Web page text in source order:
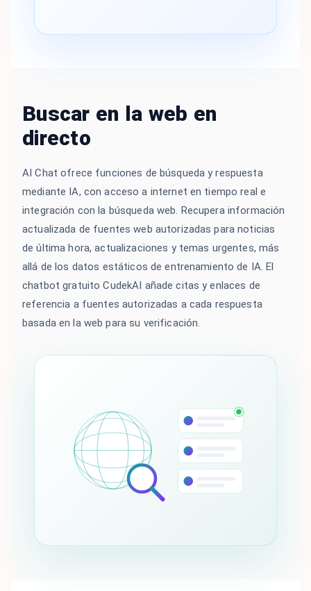
Buscar en la web en
directo
AI Chat ofrece funciones de búsqueda y respuesta
mediante IA, con acceso a internet en tiempo real e
integración con la búsqueda web. Recupera información
actualizada de fuentes web autorizadas para noticias
de última hora, actualizaciones y temas urgentes, más
allá de los datos estáticos de entrenamiento de IA. El
chatbot gratuito CudekAI añade citas y enlaces de
referencia a fuentes autorizadas a cada respuesta
basada en la web para su verificación.